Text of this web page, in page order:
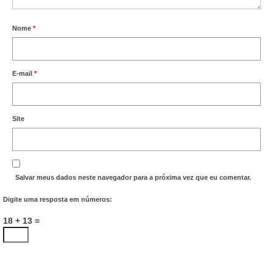
Nome *
E-mail *
Site
Salvar meus dados neste navegador para a próxima vez que eu comentar.
Digite uma resposta em números:
18 + 13 =